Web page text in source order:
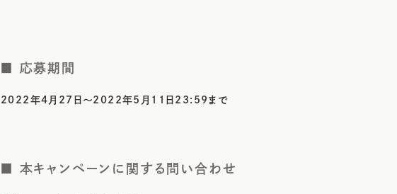
■ 応募期間
2022年4月27日～2022年5月11日23:59まで
■ 本キャンペーンに関する問い合わせ